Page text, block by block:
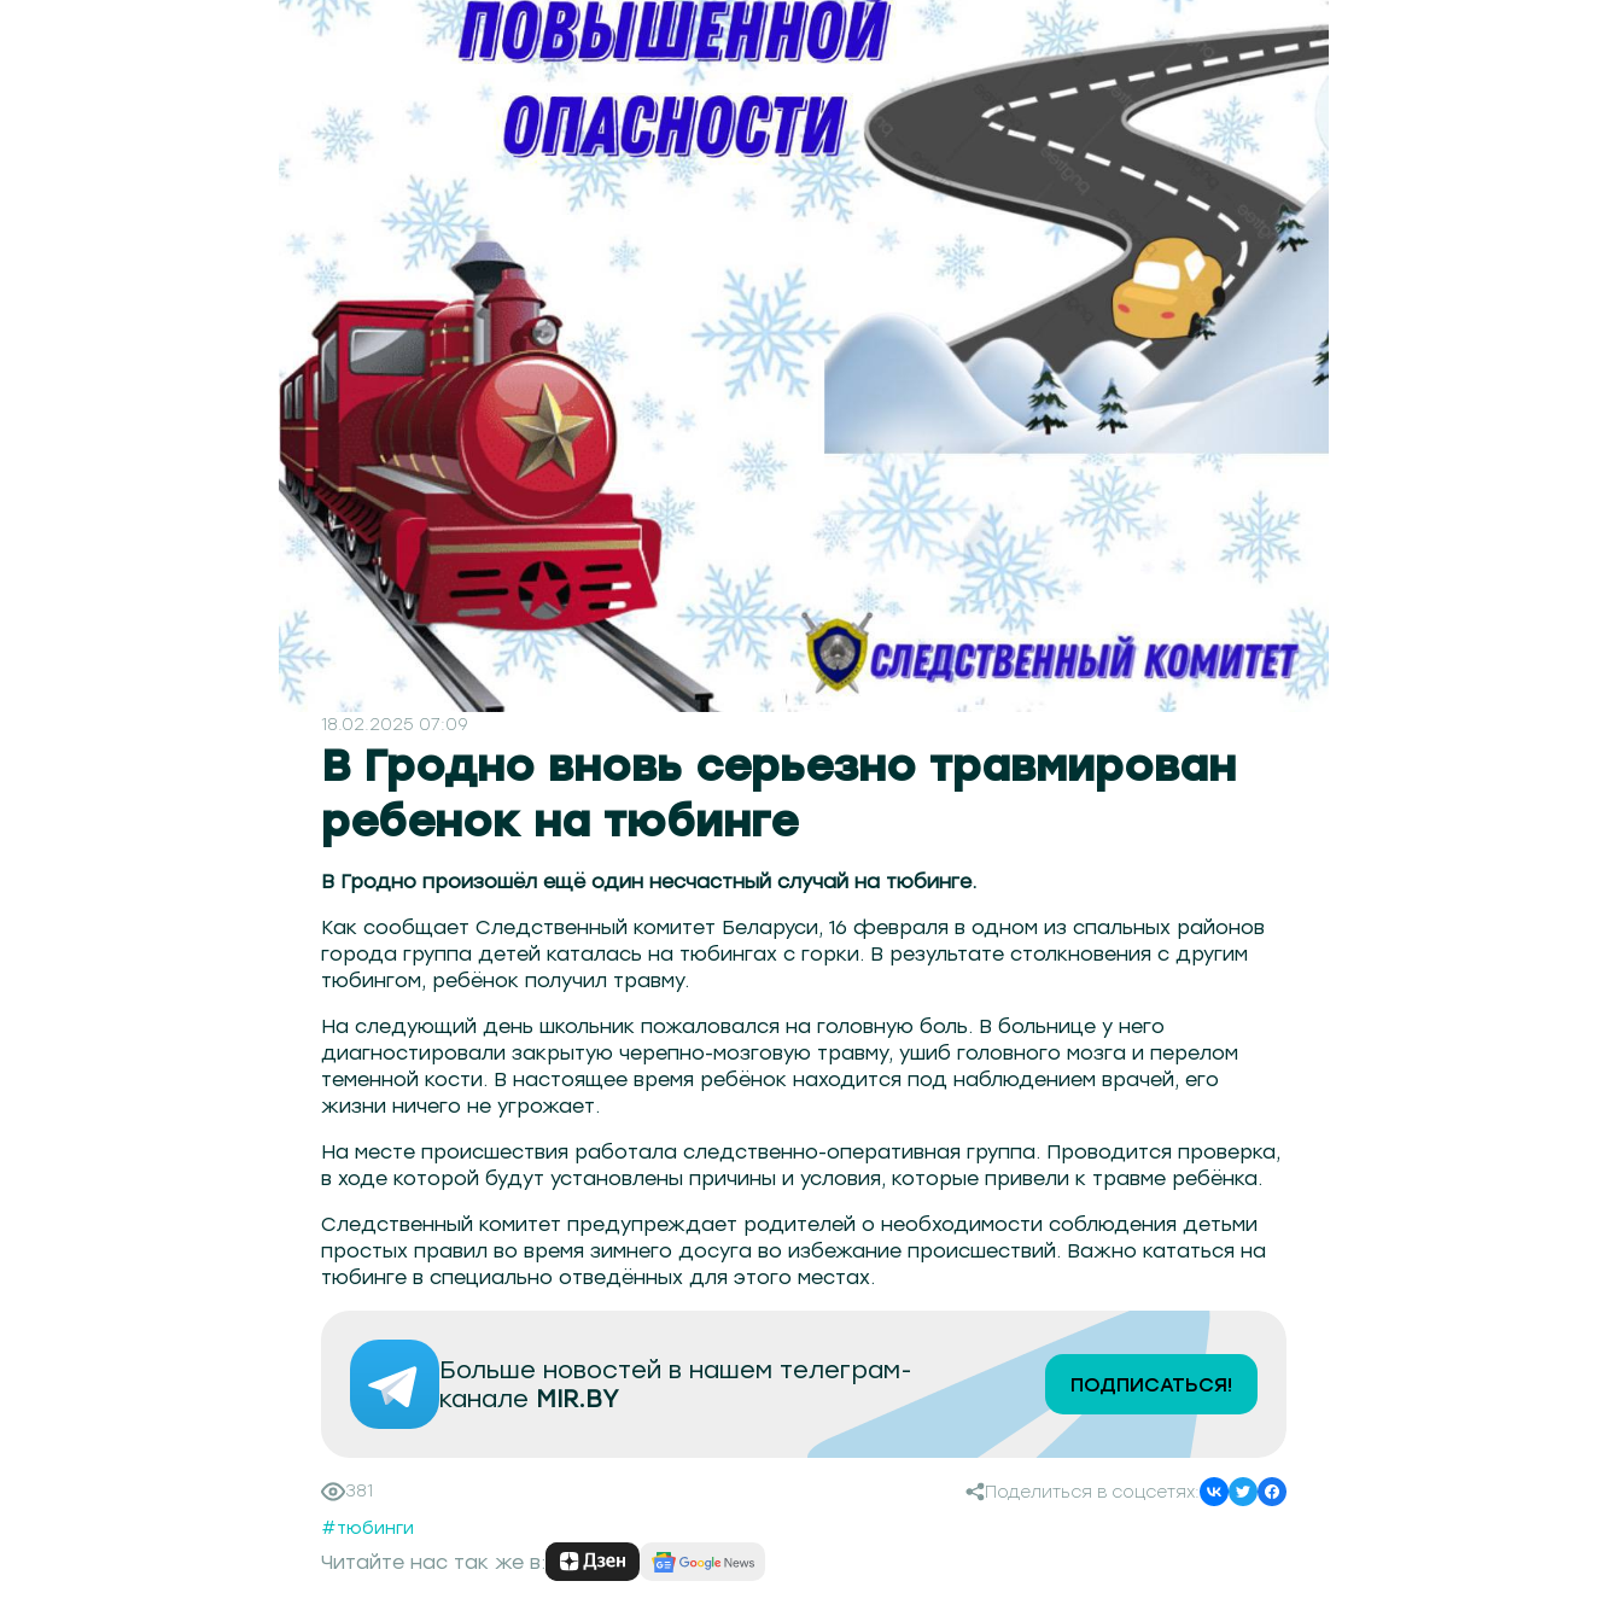
18.02.2025 07:09
В Гродно вновь серьезно травмирован
ребенок на тюбинге
В Гродно произошёл ещё один несчастный случай на тюбинге.
Как сообщает Следственный комитет Беларуси, 16 февраля в одном из спальных районов
города группа детей каталась на тюбингах с горки. В результате столкновения с другим
тюбингом, ребёнок получил травму.
На следующий день школьник пожаловался на головную боль. В больнице у него
диагностировали закрытую черепно-мозговую травму, ушиб головного мозга и перелом
теменной кости. В настоящее время ребёнок находится под наблюдением врачей, его
жизни ничего не угрожает.
На месте происшествия работала следственно-оперативная группа. Проводится проверка,
в ходе которой будут установлены причины и условия, которые привели к травме ребёнка.
Следственный комитет предупреждает родителей о необходимости соблюдения детьми
простых правил во время зимнего досуга во избежание происшествий. Важно кататься на
тюбинге в специально отведённых для этого местах.
Больше новостей в нашем телеграм-
канале MIR.BY ПОДПИСАТЬСЯ!
381
Поделиться в соцсетях:
#тюбинги
Читайте нас так же в: